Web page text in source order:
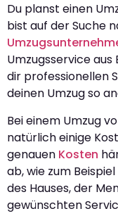
Du planst einen
bist auf der Suche
Umzugsservice
dir professionellen
deinen Umzug so
Bei einem Umzug
natürlich einige
genauen Kosten
ab, wie zum
des Hauses, der
gewünschten